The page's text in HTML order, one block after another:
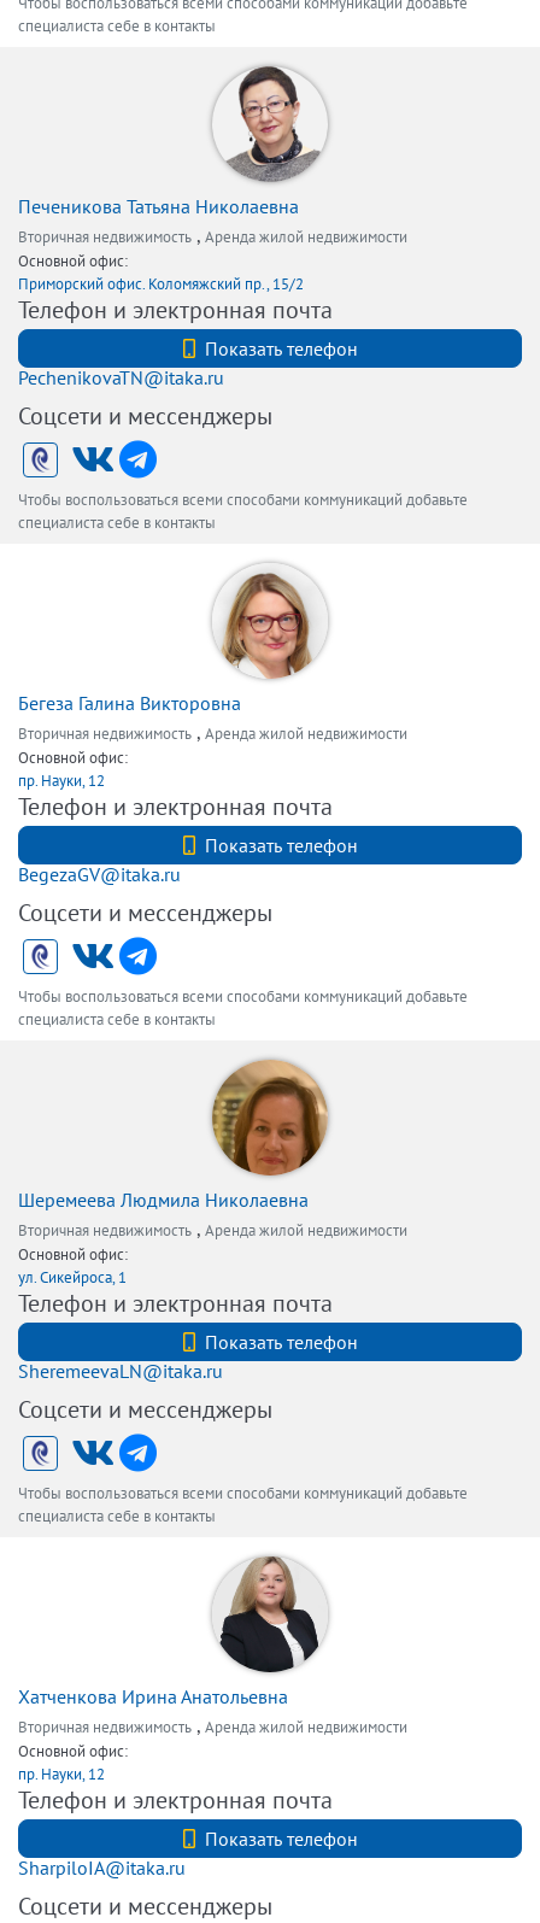
специалиста себе в контакты
Печеникова Татьяна Николаевна
Вторичная недвижимость , Аренда жилой недвижимости
Основной офис:
Приморский офис. Коломяжский пр., 15/2
Телефон и электронная почта
Показать телефон
PechenikovaTN@itaka.ru
Соцсети и мессенджеры
Чтобы воспользоваться всеми способами коммуникаций добавьте
специалиста себе в контакты
Бегеза Галина Викторовна
Вторичная недвижимость , Аренда жилой недвижимости
Основной офис:
пр. Науки, 12
Телефон и электронная почта
Показать телефон
BegezaGV@itaka.ru
Соцсети и мессенджеры
Чтобы воспользоваться всеми способами коммуникаций добавьте
специалиста себе в контакты
Шеремеева Людмила Николаевна
Вторичная недвижимость , Аренда жилой недвижимости
Основной офис:
ул. Сикейроса, 1
Телефон и электронная почта
Показать телефон
SheremeevaLN@itaka.ru
Соцсети и мессенджеры
Чтобы воспользоваться всеми способами коммуникаций добавьте
специалиста себе в контакты
Хатченкова Ирина Анатольевна
Вторичная недвижимость , Аренда жилой недвижимости
Основной офис:
пр. Науки, 12
Телефон и электронная почта
Показать телефон
SharpiloIA@itaka.ru
Соцсети и мессенджеры